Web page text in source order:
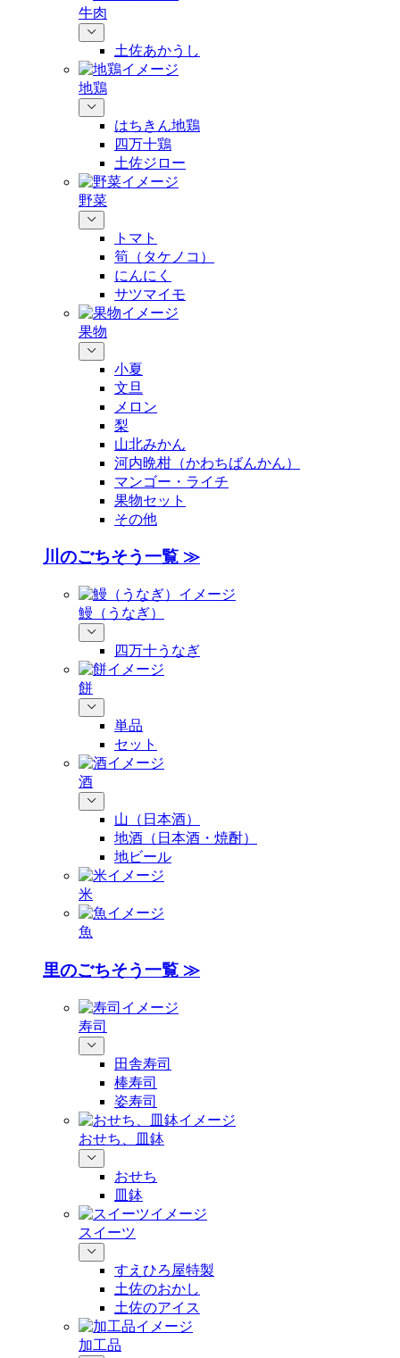
牛肉
土佐あかうし
地鶏
はちきん地鶏
四万十鶏
土佐ジロー
野菜
トマト
筍（タケノコ）
にんにく
サツマイモ
果物
小夏
文旦
メロン
梨
山北みかん
河内晩柑（かわちばんかん）
マンゴー・ライチ
果物セット
その他
川のごちそう一覧 ≫
鰻（うなぎ）
四万十うなぎ
餅
単品
セット
酒
山（日本酒）
地酒（日本酒・焼酎）
地ビール
米
魚
里のごちそう一覧 ≫
寿司
田舎寿司
棒寿司
姿寿司
おせち、皿鉢
おせち
皿鉢
スイーツ
すえひろ屋特製
土佐のおかし
土佐のアイス
加工品